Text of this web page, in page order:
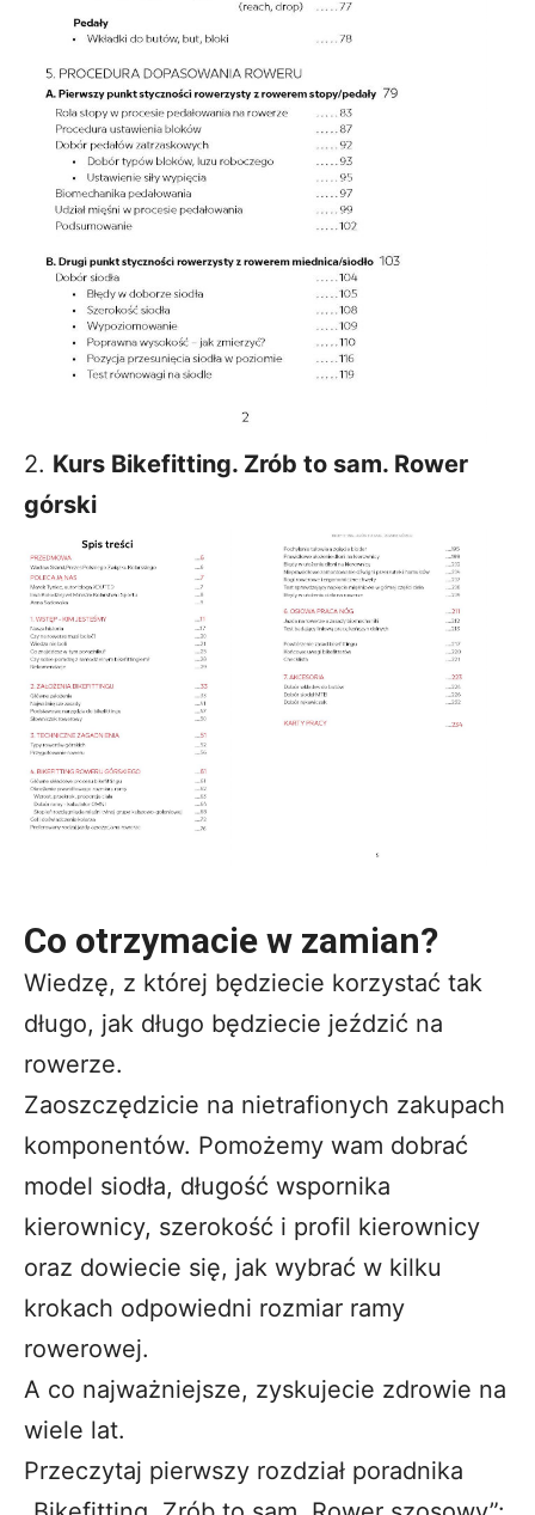
2. Kurs Bikefitting. Zrób to sam. Rower
górski
Co otrzymacie w zamian?
Wiedzę, z której będziecie korzystać tak
długo, jak długo będziecie jeździć na
rowerze.
Zaoszczędzicie na nietrafionych zakupach
komponentów. Pomożemy wam dobrać
model siodła, długość wspornika
kierownicy, szerokość i profil kierownicy
oraz dowiecie się, jak wybrać w kilku
krokach odpowiedni rozmiar ramy
rowerowej.
A co najważniejsze, zyskujecie zdrowie na
wiele lat.
Przeczytaj pierwszy rozdział poradnika